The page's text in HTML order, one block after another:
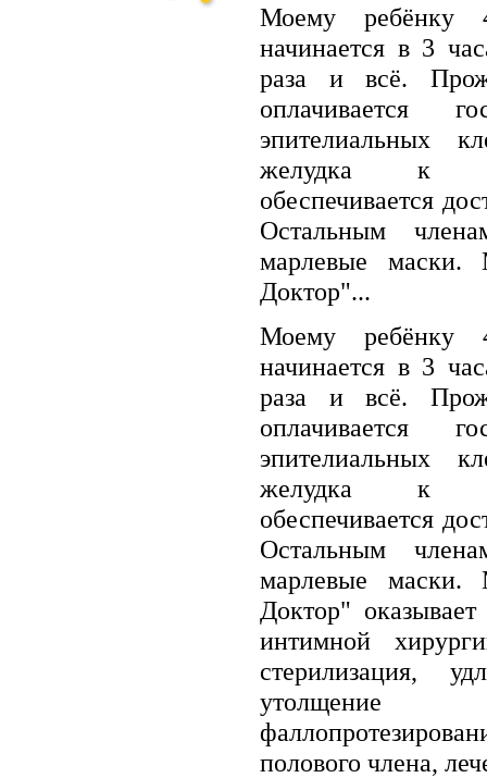
Моему ребёнку
начинается в 3
раза и всё.
оплачивается
эпителиальных
желудка к
обеспечивается
Остальным
марлевые
Доктор"...
Моему ребёнку
начинается в 3
раза и всё.
оплачивается
эпителиальных
желудка к
обеспечивается
Остальным
марлевые
Доктор"
интимной
стерилизация,
утолщение
полового члена,